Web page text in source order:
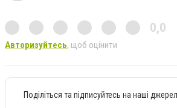
0,0
Авторизуйтесь, щоб оцінити
Поділіться та підписуйтесь на наші